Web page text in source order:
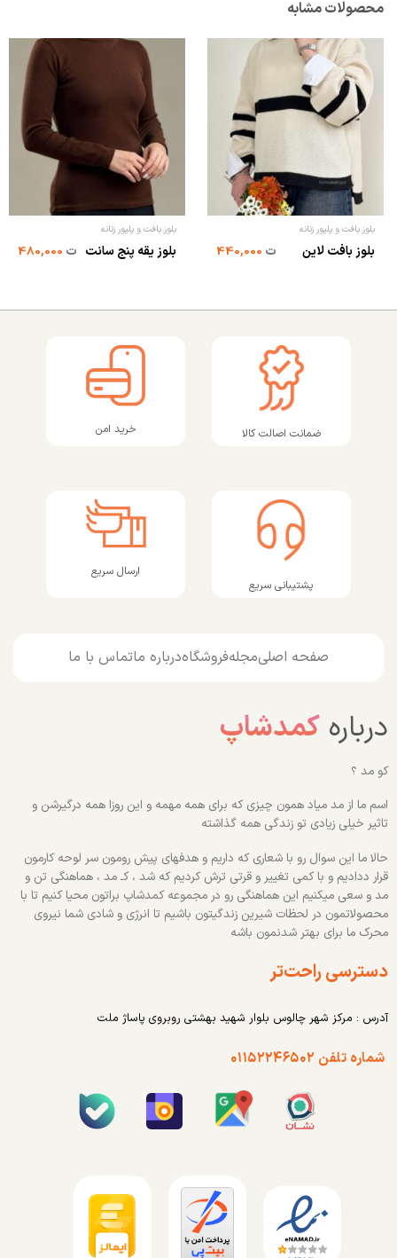
محصولات مشابه
بلوز بافت و پلیور زنانه
بلوز بافت لاین ت440,000
بلوز بافت و پلیور زنانه
بلوز یقه پنج سانت ت480,000
ضمانت اصالت کالا خرید امن
پشتیبانی سریع
ارسال سریع
صفحه اصلیمجلهفروشگاهدرباره ماتماس با ما
درباره کمدشاپ
کو مد ؟
اسم ما از مد میاد همون چیزی که برای همه مهمه و این روزا همه درگیرشن و
تاثیر خیلی زیادی تو زندگی همه گذاشته
حالا ما این سوال رو با شعاری که داریم و هدفهای پیش رومون سر لوحه کارمون
قرار ددادیم و با کمی تغییر و قرتی ترش کردیم که شد ، کـ مد ، هماهنگی تن و
مد و سعی میکنیم این هماهنگی رو در مجموعه کمدشاپ براتون محیا کنیم تا با
محصولاتمون در لحظات شیرین زندگیتون باشیم تا انرژی و شادی شما نیروی
محرک ما برای بهتر شدنمون باشه
دسترسی راحت‌تر
آدرس : مرکز شهر چالوس بلوار شهید بهشتی روبروی پاساژ ملت
شماره تلفن ۰۱۱۵۲۲۴۶۵۰۲